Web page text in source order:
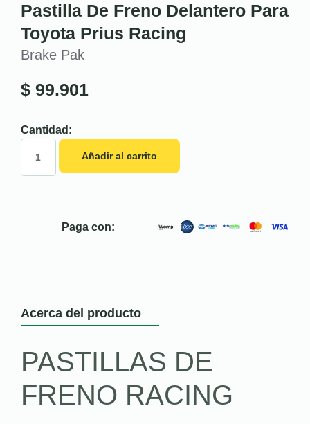
Pastilla De Freno Delantero Para
Toyota Prius Racing
Brake Pak
$ 99.901
Cantidad:
Añadir al carrito
Paga con:
Acerca del producto
PASTILLAS DE
FRENO RACING